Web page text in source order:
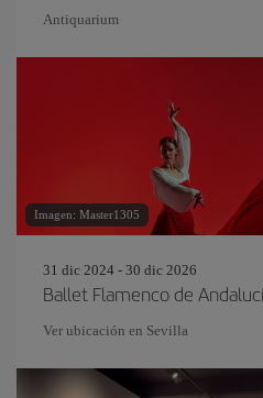
Antiquarium
Imagen: Master1305
31 dic 2024 - 30 dic 2026
Ballet Flamenco de
Ver ubicación en Sevilla